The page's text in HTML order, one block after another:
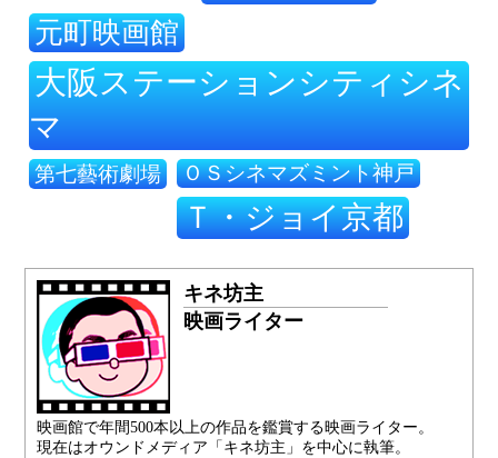
元町映画館
大阪ステーションシティシネ
マ
第七藝術劇場 ＯＳシネマズミント神戸
Ｔ・ジョイ京都
キネ坊主
映画ライター
映画館で年間500本以上の作品を鑑賞する映画ライター。
現在はオウンドメディア「キネ坊主」を中心に執筆。